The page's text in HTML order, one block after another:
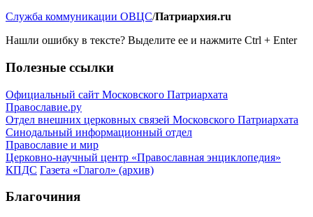
Служба коммуникации ОВЦС/Патриархия.ru
Нашли ошибку в тексте? Выделите ее и нажмите Ctrl + Enter
Полезные ссылки
Официальный сайт Московского Патриархата
Православие.ру
Отдел внешних церковных связей Московского Патриархата
Синодальный информационный отдел
Православие и мир
Церковно-научный центр «Православная энциклопедия»
КПДС Газета «Глагол» (архив)
Благочиния